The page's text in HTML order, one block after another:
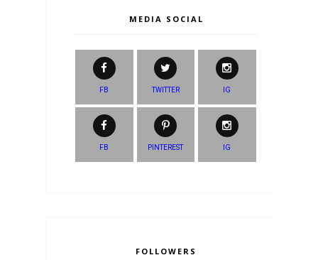
MEDIA SOCIAL
FB TWITTER IG
FB PINTEREST IG
FOLLOWERS